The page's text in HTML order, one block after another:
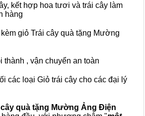
kết hợp hoa tươi và trái cây làm
hàng
giỏ Trái cây quà tặng Mường
thành , vận chuyển an toàn
các loại Giỏ trái cây cho các đại lý
quà tặng Mường Ảng Điện